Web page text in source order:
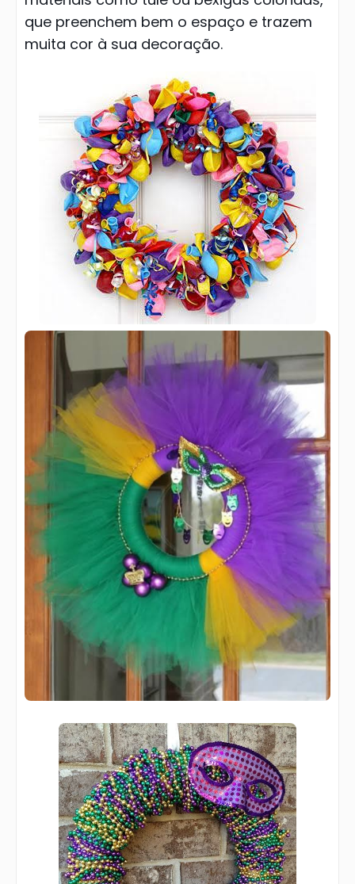
que preenchem bem o espaço e trazem
muita cor à sua decoração.